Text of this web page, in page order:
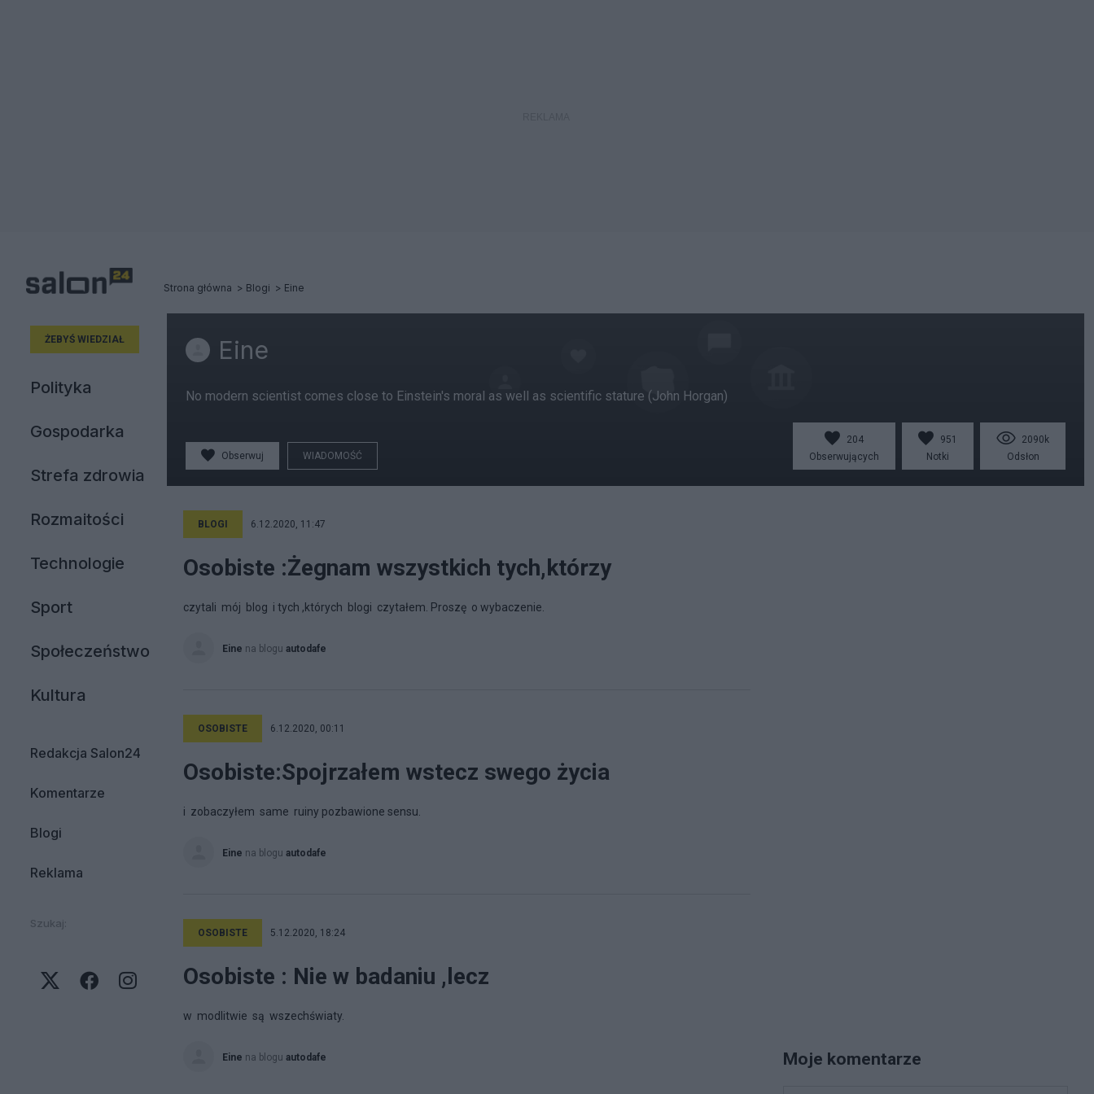
Strona główna Blogi Eine
ŻEBYŚ WIEDZIAŁ
Polityka
Gospodarka
Strefa zdrowia
Rozmaitości
Technologie
Sport
Społeczeństwo
Kultura
Redakcja Salon24
Komentarze
Blogi
Reklama
Szukaj:
Eine
No modern scientist comes close to Einstein's moral as well as scientific stature (John Horgan)
Obserwuj WIADOMOŚĆ
204
Obserwujących
951
Notki
2090k
Odsłon
BLOGI 6.12.2020, 11:47
Osobiste :Żegnam wszystkich tych,którzy
czytali mój blog i tych ,których blogi czytałem. Proszę o wybaczenie.
Eine na blogu autodafe
OSOBISTE 6.12.2020, 00:11
Osobiste:Spojrzałem wstecz swego życia
i zobaczyłem same ruiny pozbawione sensu.
Eine na blogu autodafe
OSOBISTE 5.12.2020, 18:24
Osobiste : Nie w badaniu ,lecz
w modlitwie są wszechświaty.
Eine na blogu autodafe Moje komentarze